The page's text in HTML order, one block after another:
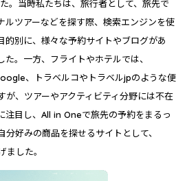
。当時私たちは、旅行者として、旅先で
ルツアーなどを探す際、検索エンジンを使
的別に、様々な予約サイトやブログがあ
。一方、フライトやホテルでは、
、トラベルコやトラベルjpのような便
が、ツアーやアクティビティ分野には不在
注目し、All in Oneで旅先の予約をまるっ
分好みの商品を探せるサイトとして、
ました。